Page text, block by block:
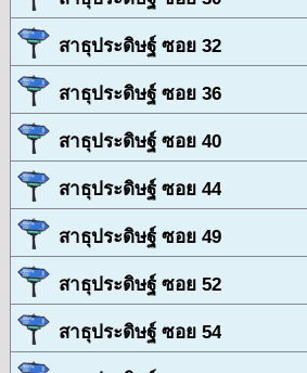
สาธุประดิษฐ์ ซอย 32
สาธุประดิษฐ์ ซอย 36
สาธุประดิษฐ์ ซอย 40
สาธุประดิษฐ์ ซอย 44
สาธุประดิษฐ์ ซอย 49
สาธุประดิษฐ์ ซอย 52
สาธุประดิษฐ์ ซอย 54